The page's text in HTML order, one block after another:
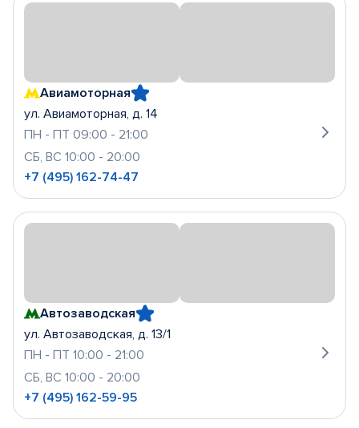
Авиамоторная
ул. Авиамоторная, д. 14
ПН - ПТ 09:00 - 21:00
СБ, ВС 10:00 - 20:00
+7 (495) 162-74-47
Автозаводская
ул. Автозаводская, д. 13/1
ПН - ПТ 10:00 - 21:00
СБ, ВС 10:00 - 20:00
+7 (495) 162-59-95